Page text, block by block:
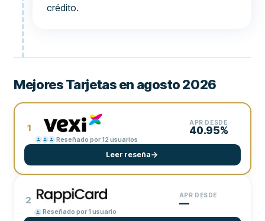
crédito.
Mejores Tarjetas en agosto 2026
1
Reseñado por 12 usuarios
APR DESDE
40.95%
Leer reseña
2
Reseñado por 1 usuario
APR DESDE
—